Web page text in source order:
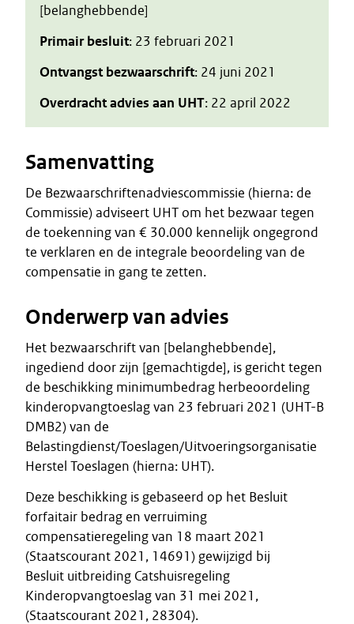
[belanghebbende]
Primair besluit: 23 februari 2021
Ontvangst bezwaarschrift: 24 juni 2021
Overdracht advies aan UHT: 22 april 2022
Samenvatting
De Bezwaarschriftenadviescommissie (hierna: de
Commissie) adviseert UHT om het bezwaar tegen
de toekenning van € 30.000 kennelijk ongegrond
te verklaren en de integrale beoordeling van de
compensatie in gang te zetten.
Onderwerp van advies
Het bezwaarschrift van [belanghebbende],
ingediend door zijn [gemachtigde], is gericht tegen
de beschikking minimumbedrag herbeoordeling
kinderopvangtoeslag van 23 februari 2021 (UHT-B
DMB2) van de
Belastingdienst/Toeslagen/Uitvoeringsorganisatie
Herstel Toeslagen (hierna: UHT).
Deze beschikking is gebaseerd op het Besluit
forfaitair bedrag en verruiming
compensatieregeling van 18 maart 2021
(Staatscourant 2021, 14691) gewijzigd bij
Besluit uitbreiding Catshuisregeling
Kinderopvangtoeslag van 31 mei 2021,
(Staatscourant 2021, 28304).